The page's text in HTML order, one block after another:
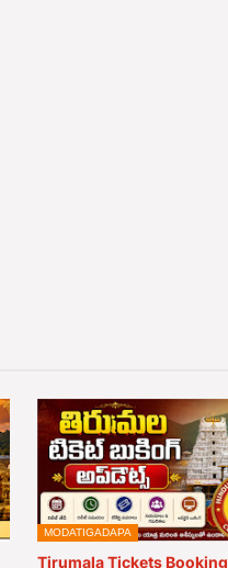
MODATIGADAPA
Tirumala Tickets Booking